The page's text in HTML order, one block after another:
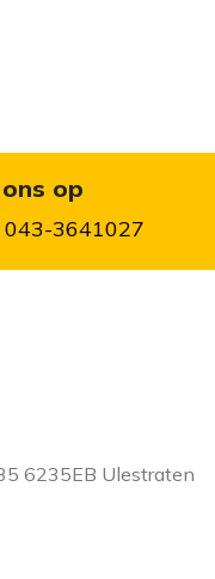
op
043-3641027
6235EB Ulestraten